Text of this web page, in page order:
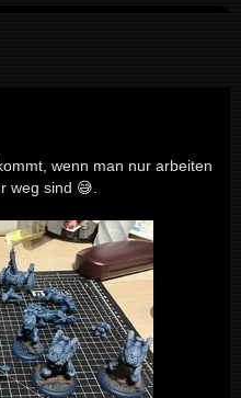
wenn man nur arbeiten
weg sind 😅.